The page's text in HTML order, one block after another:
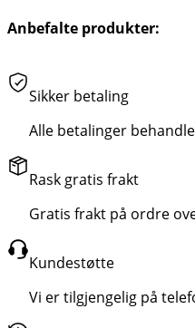
Anbefalte produkter:
Sikker betaling
Alle betalinger
Rask gratis frakt
Gratis frakt på ordre
Kundestøtte
Vi er tilgjengelig på